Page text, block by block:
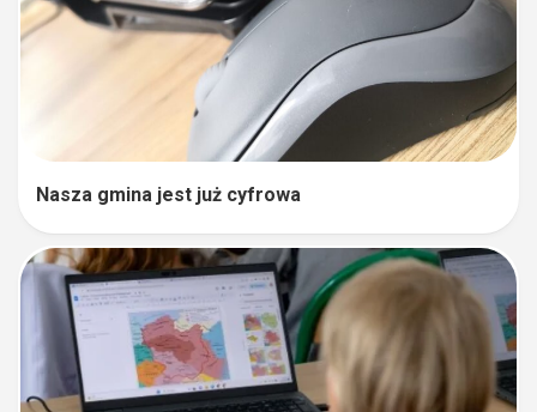
Nasza gmina jest już cyfrowa